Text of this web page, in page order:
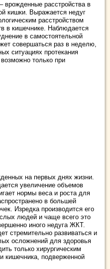
врожденные расстройства в
кишки. Выражается недуг
расстройством
в кишечнике. Наблюдается
в самостоятельной
совершаться раз в неделю,
ситуациях протекания
только при
на первых днях жизни.
увеличение объемов
нормы веса и роста для
в большей
Изредка производится его
людей и чаще всего это
иного недуга ЖКТ.
стремительно развиваться и
осложнений для здоровья
только хирургическим
кишечника, подверженной